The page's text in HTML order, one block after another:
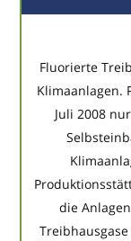
Fluorierte
Klimaanlagen.
Juli 2008
die